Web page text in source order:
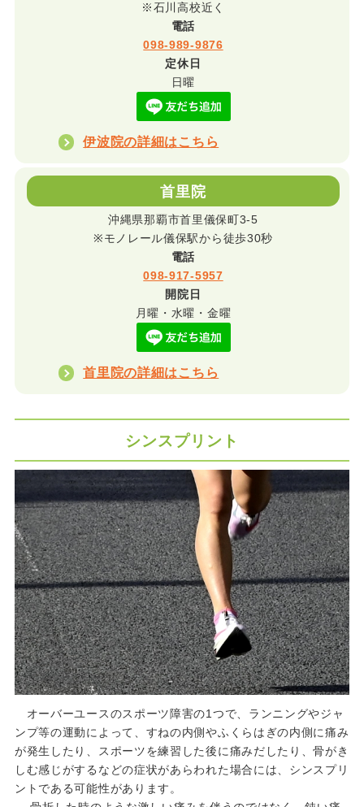
※石川高校近く
電話
098-989-9876
定休日
日曜
伊波院の詳細はこちら
首里院
沖縄県那覇市首里儀保町3-5
※モノレール儀保駅から徒歩30秒
電話
098-917-5957
開院日
月曜・水曜・金曜
首里院の詳細はこちら
シンスプリント
オーバーユースのスポーツ障害の1つで、ランニングやジャ
ンプ等の運動によって、すねの内側やふくらはぎの内側に痛み
が発生したり、スポーツを練習した後に痛みだしたり、骨がき
しむ感じがするなどの症状があらわれた場合には、シンスプリ
ントである可能性があります。